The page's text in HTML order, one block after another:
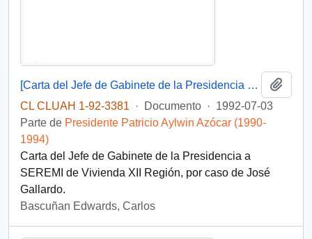
[Carta del Jefe de Gabinete de la Presidencia a SEREMI de Vivienda XII Región]
CL CLUAH 1-92-3381
· Documento · 1992-07-03
Parte de Presidente Patricio Aylwin Azócar (1990-
1994)
Carta del Jefe de Gabinete de la Presidencia a
SEREMI de Vivienda XII Región, por caso de José
Gallardo.
Bascuñan Edwards, Carlos